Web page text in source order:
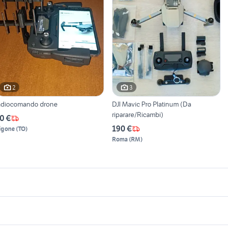
2
drone
€
(TO)
3
DJI Mavic Pro Platinum (Da
riparare/Ricambi)
190 €
Roma (RM)